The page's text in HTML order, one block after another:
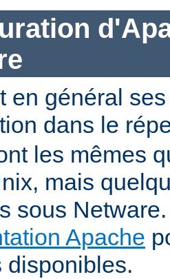
en général
dans le
les mêmes
mais
sous
Apache
disponibles.